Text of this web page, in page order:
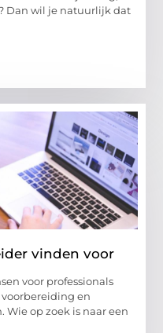
Dan wil je natuurlijk dat
vinden voor
voor professionals
en
op zoek is naar een